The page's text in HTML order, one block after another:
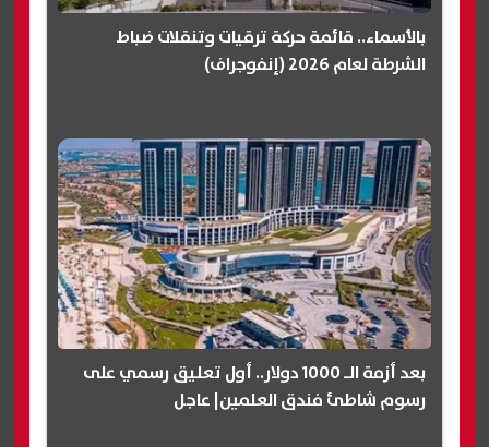
بالأسماء.. قائمة حركة ترقيات وتنقلات ضباط
الشرطة لعام 2026 (إنفوجراف)
بعد أزمة الـ 1000 دولار.. أول تعليق رسمي على
رسوم شاطئ فندق العلمين| عاجل